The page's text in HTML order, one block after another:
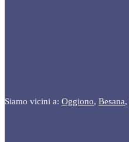
Siamo vicini a: Oggiono, Besana,